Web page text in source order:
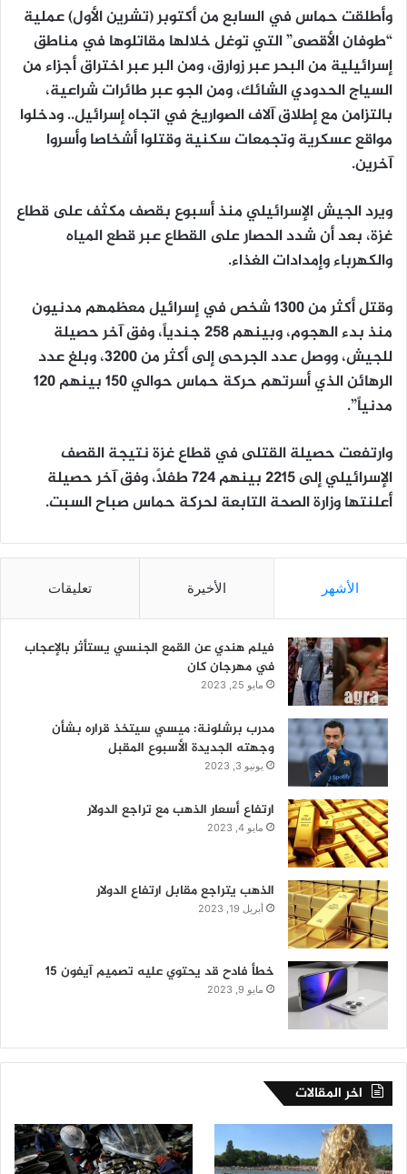
وأطلقت حماس في السابع من أكتوبر (تشرين الأول) عملية
“طوفان الأقصى” التي توغل خلالها مقاتلوها في مناطق
إسرائيلية من البحر عبر زوارق، ومن البر عبر اختراق أجزاء من
السياج الحدودي الشائك، ومن الجو عبر طائرات شراعية،
بالتزامن مع إطلاق آلاف الصواريخ في اتجاه إسرائيل.. ودخلوا
مواقع عسكرية وتجمعات سكنية وقتلوا أشخاصا وأسروا
آخرين.
ويرد الجيش الإسرائيلي منذ أسبوع بقصف مكثف على قطاع
غزة، بعد أن شدد الحصار على القطاع عبر قطع المياه
والكهرباء وإمدادات الغذاء.
وقتل أكثر من 1300 شخص في إسرائيل معظمهم مدنيون
منذ بدء الهجوم، وبينهم 258 جندياً، وفق آخر حصيلة
للجيش، ووصل عدد الجرحى إلى أكثر من 3200، وبلغ عدد
الرهائن الذي أسرتهم حركة حماس حوالي 150 بينهم 120
مدنياً”.
وارتفعت حصيلة القتلى في قطاع غزة نتيجة القصف
الإسرائيلي إلى 2215 بينهم 724 طفلاً، وفق آخر حصيلة
أعلنتها وزارة الصحة التابعة لحركة حماس صباح السبت.
الأشهر الأخيرة تعليقات
فيلم هندي عن القمع الجنسي يستأثر بالإعجاب
في مهرجان كان
مايو 25, 2023
مدرب برشلونة: ميسي سيتخذ قراره بشأن
وجهته الجديدة الأسبوع المقبل
يونيو 3, 2023
ارتفاع أسعار الذهب مع تراجع الدولار
مايو 4, 2023
الذهب يتراجع مقابل ارتفاع الدولار
أبريل 19, 2023
خطأ فادح قد يحتوي عليه تصميم آيفون 15
مايو 9, 2023
اخر المقالات